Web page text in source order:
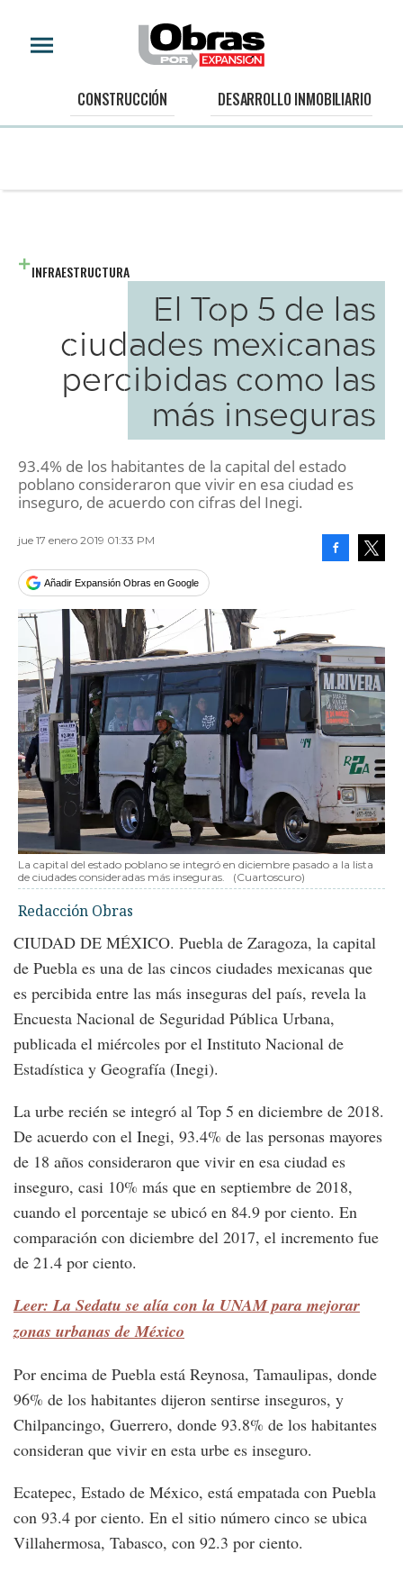
CONSTRUCCIÓN DESARROLLO INMOBILIARIO
INFRAESTRUCTURA
El Top 5 de las
ciudades mexicanas
percibidas como las
más inseguras
93.4% de los habitantes de la capital del estado
poblano consideraron que vivir en esa ciudad es
inseguro, de acuerdo con cifras del Inegi.
jue 17 enero 2019 01:33 PM
Añadir Expansión Obras en Google
La capital del estado poblano se integró en diciembre pasado a la lista
de ciudades consideradas más inseguras.
(Cuartoscuro)
Redacción Obras
CIUDAD DE MÉXICO. Puebla de Zaragoza, la capital
de Puebla es una de las cincos ciudades mexicanas que
es percibida entre las más inseguras del país, revela la
Encuesta Nacional de Seguridad Pública Urbana,
publicada el miércoles por el Instituto Nacional de
Estadística y Geografía (Inegi).
La urbe recién se integró al Top 5 en diciembre de 2018.
De acuerdo con el Inegi, 93.4% de las personas mayores
de 18 años consideraron que vivir en esa ciudad es
inseguro, casi 10% más que en septiembre de 2018,
cuando el porcentaje se ubicó en 84.9 por ciento. En
comparación con diciembre del 2017, el incremento fue
de 21.4 por ciento.
Leer: La Sedatu se alía con la UNAM para mejorar
zonas urbanas de México
Por encima de Puebla está Reynosa, Tamaulipas, donde
96% de los habitantes dijeron sentirse inseguros, y
Chilpancingo, Guerrero, donde 93.8% de los habitantes
consideran que vivir en esta urbe es inseguro.
Ecatepec, Estado de México, está empatada con Puebla
con 93.4 por ciento. En el sitio número cinco se ubica
Villahermosa, Tabasco, con 92.3 por ciento.